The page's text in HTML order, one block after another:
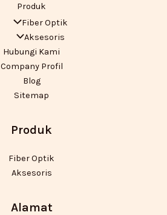
Produk
Fiber Optik
Aksesoris
Hubungi Kami
Company Profil
Blog
Sitemap
Produk
Fiber Optik
Aksesoris
Alamat